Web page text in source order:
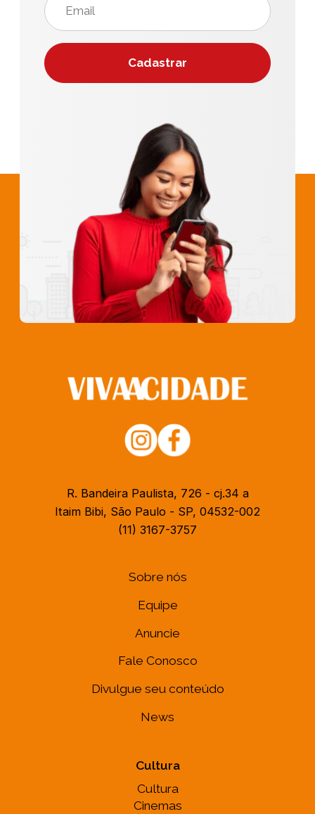
R. Bandeira Paulista, 726 - cj.34 a
Itaim Bibi, São Paulo - SP, 04532-002
(11) 3167-3757
Sobre nós
Equipe
Anuncie
Fale Conosco
Divulgue seu conteúdo
News
Cultura
Cultura
Cinemas